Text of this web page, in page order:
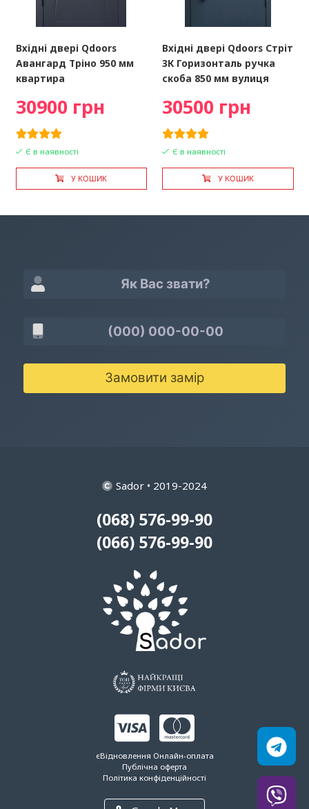
Вхідні двері Qdoors
Авангард Тріно 950 мм
квартира
30900 грн
Є в наявності
У КОШИК
Вхідні двері Qdoors Стріт
3К Горизонталь ручка
скоба 850 мм вулиця
30500 грн
Є в наявності
У КОШИК
Замовити замір
Sador • 2019-2024
(068) 576-99-90
(066) 576-99-90
єВідновлення Онлайн-оплата
Публічна оферта
Політика конфіденційності